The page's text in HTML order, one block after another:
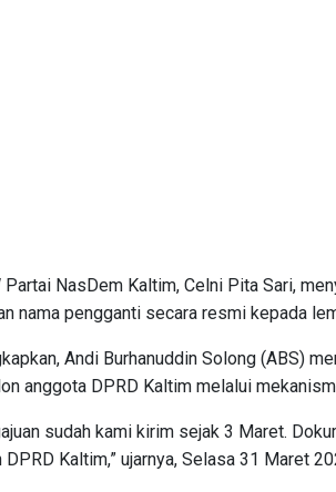
Partai NasDem Kaltim, Celni Pita Sari,
nama pengganti secara resmi kepada
Andi Burhanuddin Solong (ABS)
anggota DPRD Kaltim melalui
sudah kami kirim sejak 3 Maret.
DPRD Kaltim,” ujarnya, Selasa 31 Maret